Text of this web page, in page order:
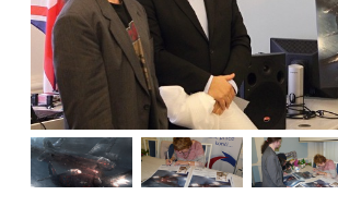
Letecká videa
Aktuální FR + archiv
Letecká muzea
VFR Communication app
The SAFE Guide app